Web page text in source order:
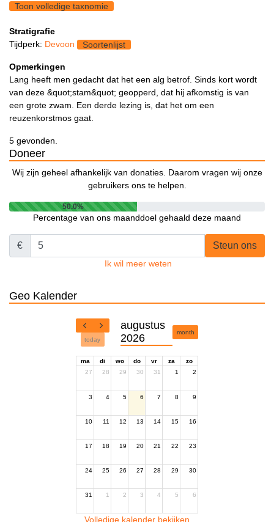
Toon volledige taxnomie
Stratigrafie
Tijdperk: Devoon Soortenlijst
Opmerkingen
Lang heeft men gedacht dat het een alg betrof. Sinds kort wordt
van deze &quot;stam&quot; geopperd, dat hij afkomstig is van
een grote zwam. Een derde lezing is, dat het om een
reuzenkorstmos gaat.
5 gevonden.
Doneer
Wij zijn geheel afhankelijk van donaties. Daarom vragen wij onze
gebruikers ons te helpen.
50.0%
Percentage van ons maanddoel gehaald deze maand
€ Steun ons
Ik wil meer weten
Geo Kalender
today
augustus
2026
month
ma di wo do vr za
zo
27
28 29 30 31 1 2
3 4 5 6 7 8 9
10 11 12 13 14 15 16
17 18 19 20 21 22 23
24 25 26 27 28 29 30
31 1 2 3 4 5 6
Volledige kalender bekijken